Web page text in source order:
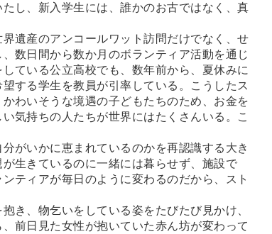
し、新入学生には、誰かのお古ではなく、真
遺産のアンコールワット訪問だけでなく、せ
数日間から数か月のボランティア活動を通じ
ている公立高校でも、数年前から、夏休みに
する学生を教員が引率している。こうしたス
わいそうな境遇の子どもたちのため、お金を
気持ちの人たちが世界にはたくさんいる。こ
がいかに恵まれているのかを再認識する大き
生きているのに一緒には暮らせず、施設で
ティアが毎日のように変わるのだから、スト
き、物乞いをしている姿をたびたび見かけ、
前日見た女性が抱いていた赤ん坊が変わって